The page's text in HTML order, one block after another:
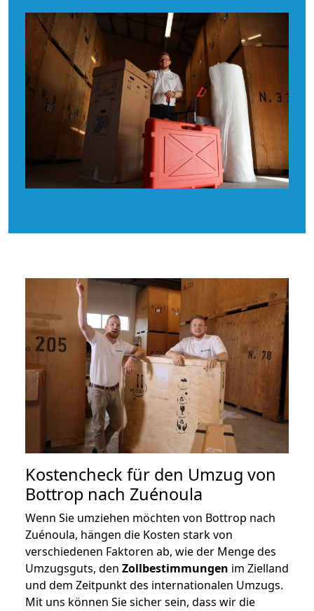
Kostencheck für den Umzug von
Bottrop nach Zuénoula
Wenn Sie umziehen möchten von Bottrop nach
Zuénoula, hängen die Kosten stark von
verschiedenen Faktoren ab, wie der Menge des
Umzugsguts, den Zollbestimmungen im Zielland
und dem Zeitpunkt des internationalen Umzugs.
Mit uns können Sie sicher sein, dass wir die